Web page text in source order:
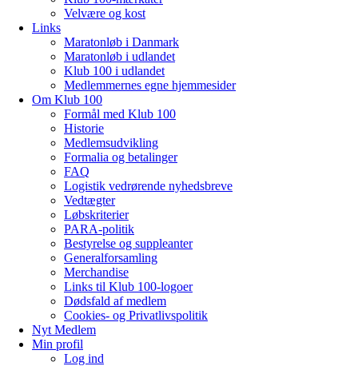
Velvære og kost
Links
Maratonløb i Danmark
Maratonløb i udlandet
Klub 100 i udlandet
Medlemmernes egne hjemmesider
Om Klub 100
Formål med Klub 100
Historie
Medlemsudvikling
Formalia og betalinger
FAQ
Logistik vedrørende nyhedsbreve
Vedtægter
Løbskriterier
PARA-politik
Bestyrelse og suppleanter
Generalforsamling
Merchandise
Links til Klub 100-logoer
Dødsfald af medlem
Cookies- og Privatlivspolitik
Nyt Medlem
Min profil
Log ind